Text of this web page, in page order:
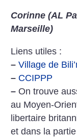
Corinne (AL
Marseille)
Liens utiles :
– Village de
– CCIPPP
– On trouve
au Moyen-
libertaire
et dans la